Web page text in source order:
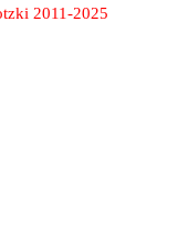
2011-2025